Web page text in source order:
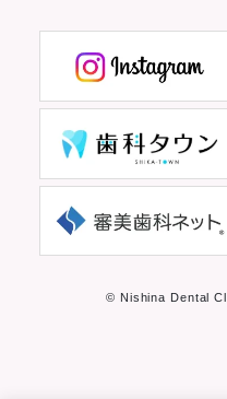
© Nishina Dental